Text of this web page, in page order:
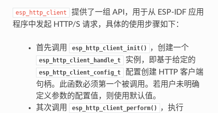
esp_http_client
提供了一组 API，用于从 ESP-IDF 应用
程序中发起 HTTP/S 请求，具体的使用步骤如下：
首先调用 esp_http_client_init() ，创建一个
esp_http_client_handle_t 实例，即基于给定的
esp_http_client_config_t
配置创建 HTTP 客户端
句柄。此函数必须第一个被调用。若用户未明确
定义参数的配置值，则使用默认值。
其次调用
esp_http_client_perform() ，执行